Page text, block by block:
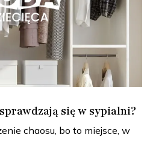
się w sypialni?
chaosu, bo to miejsce, w